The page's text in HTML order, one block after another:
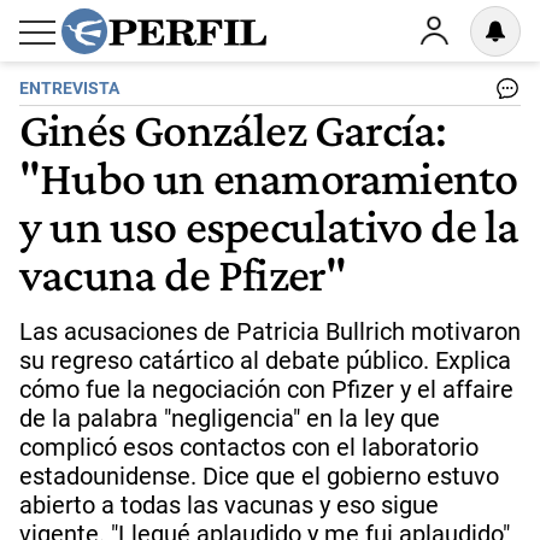
ENTREVISTA
Ginés González García:
"Hubo un enamoramiento
y un uso especulativo de la
vacuna de Pfizer"
Las acusaciones de Patricia Bullrich motivaron
su regreso catártico al debate público. Explica
cómo fue la negociación con Pfizer y el affaire
de la palabra "negligencia" en la ley que
complicó esos contactos con el laboratorio
estadounidense. Dice que el gobierno estuvo
abierto a todas las vacunas y eso sigue
vigente. "Llegué aplaudido y me fui aplaudido"